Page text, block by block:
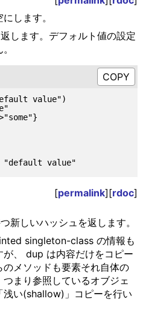
します。
します。デフォルト値の設定
value")
[permalink][rdoc]
新しいハッシュを返します。
singleton-class の情報も
が、 dup は内容だけをコピー
のメソッドも要素それ自体の
まり参照しているオブジェ
浅い(shallow)」コピーを行い